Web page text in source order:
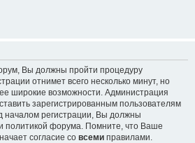
Вы должны пройти процедуру
отнимет всего несколько минут, но
широкие возможности. Администрация
зарегистрированным пользователям
началом регистрации, Вы должны
политикой форума. Помните, что Ваше
согласие со всеми правилами.